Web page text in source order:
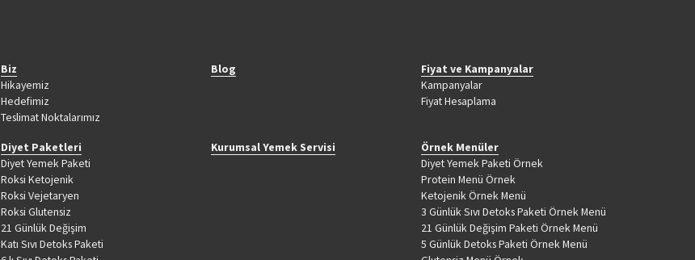
Biz
Hikayemiz
Hedefimiz
Teslimat Noktalarımız
Blog
Fiyat ve Kampanyalar
Kampanyalar
Fiyat Hesaplama
Diyet Paketleri
Diyet Yemek Paketi
Roksi Ketojenik
Roksi Vejetaryen
Roksi Glutensiz
21 Günlük Değişim
Katı Sıvı Detoks Paketi
Kurumsal Yemek Servisi
Örnek Menüler
Diyet Yemek Paketi Örnek
Protein Menü Örnek
Ketojenik Örnek Menü
3 Günlük Sıvı Detoks Paketi Örnek Menü
21 Günlük Değişim Paketi Örnek Menü
5 Günlük Detoks Paketi Örnek Menü